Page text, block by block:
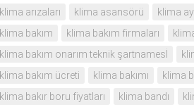
klima arızaları
klima asansörü klima
klima bakım
klima bakım firmaları
klima bakım onarım teknik şartnamesİ
klima bakım ücreti
klima bakımı klima
klima bakır boru fiyatları
klima bandı